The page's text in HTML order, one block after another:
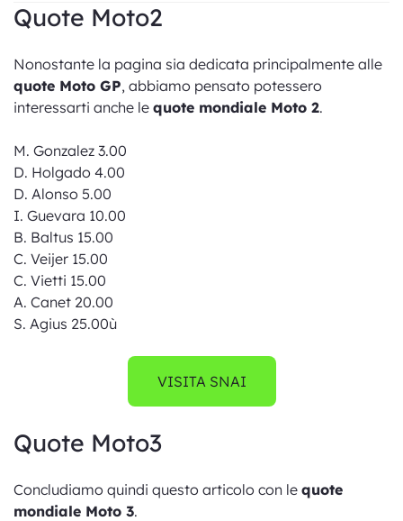
Quote Moto2
Nonostante la pagina sia dedicata principalmente alle
quote Moto GP, abbiamo pensato potessero
interessarti anche le quote mondiale Moto 2.
M. Gonzalez 3.00
D. Holgado 4.00
D. Alonso 5.00
I. Guevara 10.00
B. Baltus 15.00
C. Veijer 15.00
C. Vietti 15.00
A. Canet 20.00
S. Agius 25.00ù
VISITA SNAI
Quote Moto3
Concludiamo quindi questo articolo con le quote
mondiale Moto 3.